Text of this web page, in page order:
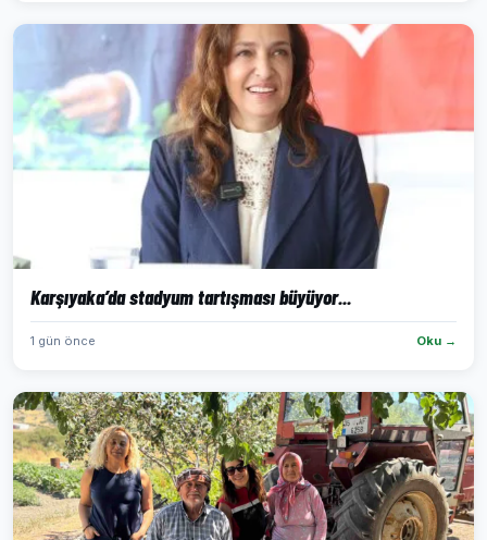
Karşıyaka’da stadyum tartışması büyüyor...
1 gün önce Oku →